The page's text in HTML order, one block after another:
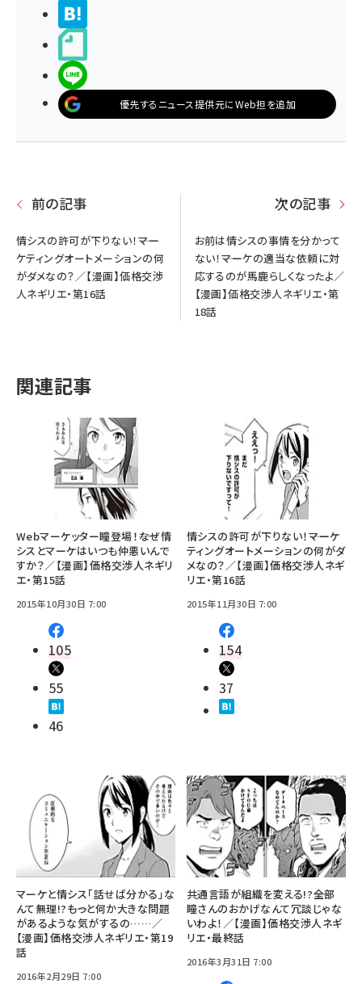
優先するニュース提供元にWeb担を追加
前の記事
情シスの許可が下りない！――マー
ケティングオートメーションの何
がダメなの？／【漫画】価格交渉
人ネギリエ・第16話
次の記事
お前は情シスの事情を分かって
ない！――マーケの適当な依頼に対
応するのが馬鹿らしくなったよ／
【漫画】価格交渉人ネギリエ・第
18話
関連記事
Webマーケッター瞳登場！――なぜ情
シスとマーケはいつも仲悪いんで
すか？／【漫画】価格交渉人ネギリ
エ・第15話
2015年10月30日 7:00
105
55
46
情シスの許可が下りない！――マーケ
ティングオートメーションの何がダ
メなの？／【漫画】価格交渉人ネギ
リエ・第16話
2015年11月30日 7:00
154
37
マーケと情シス「話せば分かる」な
んて無理!?――もっと何か大きな問題
があるような気がするの……／
【漫画】価格交渉人ネギリエ・第19
話
2016年2月29日 7:00
共通言語が組織を変える!?――全部
瞳さんのおかげなんて冗談じゃな
いわよ！／【漫画】価格交渉人ネギ
リエ・最終話
2016年3月31日 7:00